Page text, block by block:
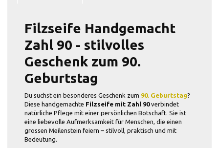
Filzseife Handgemacht
Zahl 90 - stilvolles
Geschenk zum 90.
Geburtstag
Du suchst ein besonderes Geschenk zum 90. Geburtstag?
Diese handgemachte Filzseife mit Zahl 90verbindet
natürliche Pflege mit einer persönlichen Botschaft. Sie ist
eine liebevolle Aufmerksamkeit für Menschen, die einen
grossen Meilenstein feiern – stilvoll, praktisch und mit
Bedeutung.